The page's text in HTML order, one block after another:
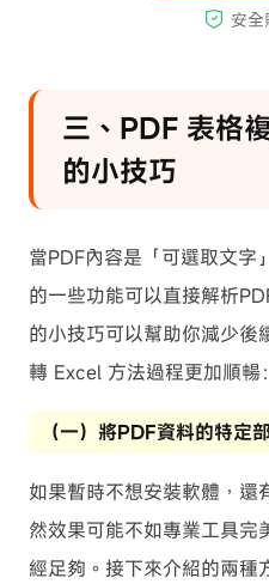
三、PDF 表格
的小技巧
當PDF內容是「可選取文字
的一些功能可以直接解析
的小技巧可以幫助你減少後
轉 Excel 方法過程更加順暢：
（一）將PDF資料的特定
如果暫時不想安裝軟體，還
然效果可能不如專業工具完
經足夠。接下來介紹的兩種